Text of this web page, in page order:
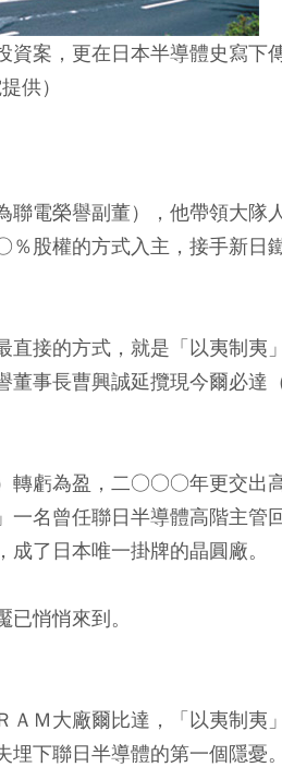
案，更在日本半導體史寫下
供）
電榮譽副董），他帶領大隊
股權的方式入主，接手新日
接的方式，就是「以夷制夷
事長曹興誠延攬現今爾必達
）轉虧為盈，二○○○年更交出
名曾任聯日半導體高階主管
了日本唯一掛牌的晶圓廠。
悄悄來到。
Ｍ大廠爾比達，「以夷制夷
下聯日半導體的第一個隱憂。